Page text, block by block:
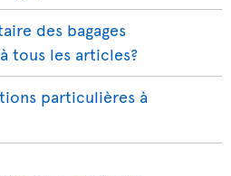
des bagages
tous les articles?
particulières à